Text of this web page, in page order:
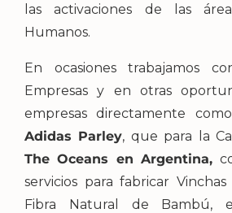
las activaciones de las
Humanos.
En ocasiones trabajamos
Empresas y en otras
empresas directamente
Adidas Parley, que para la
The Oceans en Argentina,
servicios para fabricar
Fibra Natural de Bambú,